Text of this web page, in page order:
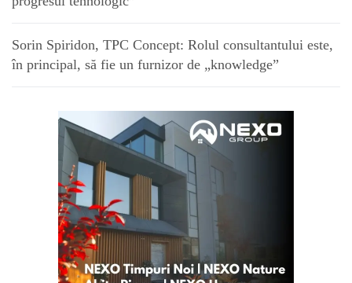
Sorin Spiridon, TPC Concept: Rolul consultantului este,
în principal, să fie un furnizor de „knowledge”